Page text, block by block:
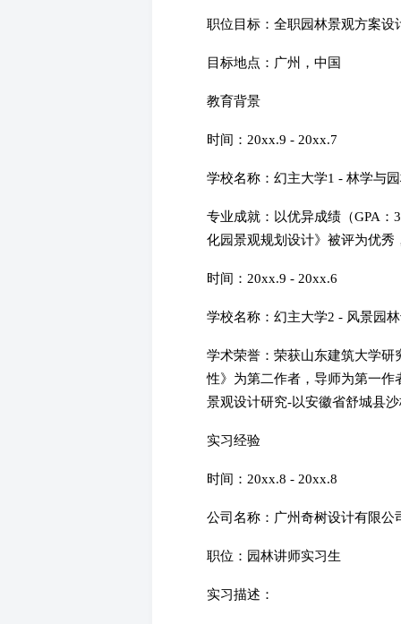
职位目标：全职园林景观方案设
目标地点：广州，中国
教育背景
时间：20xx.9 - 20xx.7
学校名称：幻主大学1 - 林学与
专业成就：以优异成绩（GPA
化园景观规划设计》被评为优
时间：20xx.9 - 20xx.6
学校名称：幻主大学2 - 风景园
学术荣誉：荣获山东建筑大学研
性》为第二作者，导师为第一
景观设计研究-以安徽省舒城县
实习经验
时间：20xx.8 - 20xx.8
公司名称：广州奇树设计有限公
职位：园林讲师实习生
实习描述：